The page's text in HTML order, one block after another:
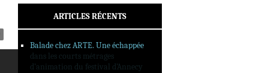
ARTICLES RÉCENTS
Balade chez ARTE. Une échappée
dans les courts métrages
d’animation du festival d’Annecy